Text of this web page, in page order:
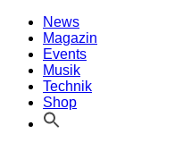
News
Magazin
Events
Musik
Technik
Shop